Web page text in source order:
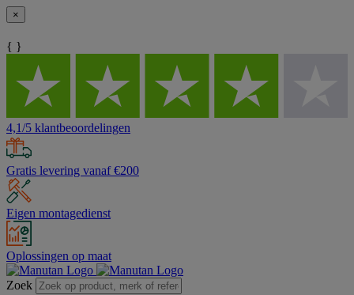
×
{ }
4,1/5 klantbeoordelingen
Gratis levering vanaf €200
Eigen montagedienst
Oplossingen op maat
Zoek